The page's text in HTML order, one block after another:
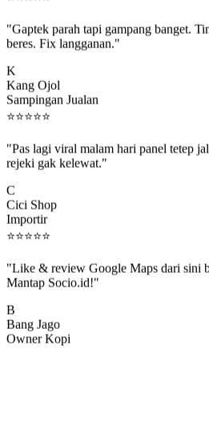
beres. Fix langganan."
Kang Ojol
Sampingan Jualan
⭐⭐⭐⭐⭐
rejeki gak kelewat."
Cici Shop
Importir
⭐⭐⭐⭐⭐
Mantap Socio.id!"
Bang Jago
Owner Kopi